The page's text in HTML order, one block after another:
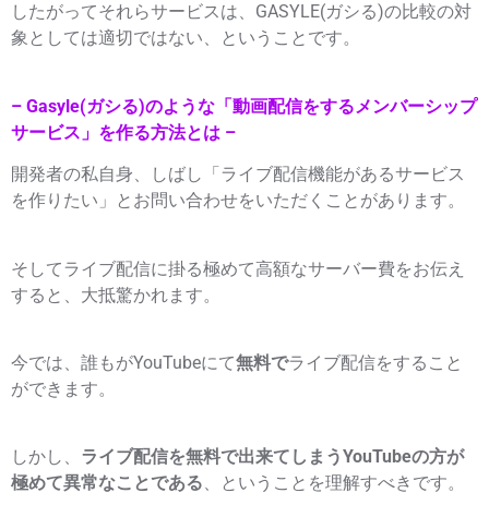
したがってそれらサービスは、GASYLE(ガシる)の比較の対
象としては適切ではない、ということです。
– Gasyle(ガシる)のような「動画配信をするメンバーシップ
サービス」を作る方法とは –
開発者の私自身、しばし「ライブ配信機能があるサービス
を作りたい」とお問い合わせをいただくことがあります。
そしてライブ配信に掛る極めて高額なサーバー費をお伝え
すると、大抵驚かれます。
今では、誰もがYouTubeにて無料でライブ配信をすること
ができます。
しかし、 ライブ配信を無料で出来てしまうYouTubeの方が
極めて異常なことである、ということを理解すべきです。